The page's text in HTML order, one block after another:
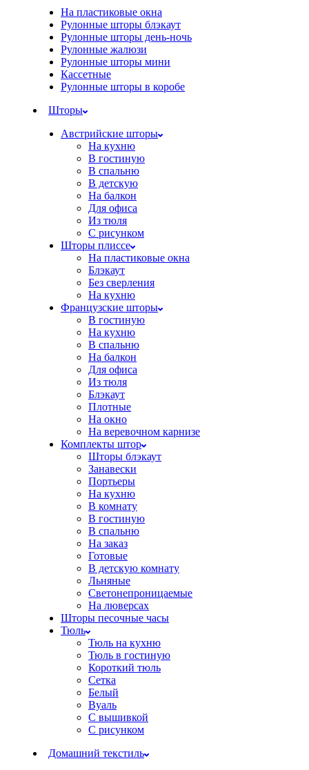
На пластиковые окна
Рулонные шторы блэкаут
Рулонные шторы день-ночь
Рулонные жалюзи
Рулонные шторы мини
Кассетные
Рулонные шторы в коробе
Шторы
Австрийские шторы
На кухню
В гостиную
В спальню
В детскую
На балкон
Для офиса
Из тюля
С рисунком
Шторы плиссе
На пластиковые окна
Блэкаут
Без сверления
На кухню
Французские шторы
В гостиную
На кухню
В спальню
На балкон
Для офиса
Из тюля
Блэкаут
Плотные
На окно
На веревочном карнизе
Комплекты штор
Шторы блэкаут
Занавески
Портьеры
На кухню
В комнату
В гостиную
В спальню
На заказ
Готовые
В детскую комнату
Льняные
Светонепроницаемые
На люверсах
Шторы песочные часы
Тюль
Тюль на кухню
Тюль в гостиную
Короткий тюль
Сетка
Белый
Вуаль
С вышивкой
С рисунком
Домашний текстиль